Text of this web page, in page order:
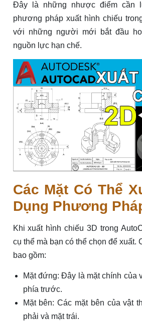
Đây là những nhược điểm cần
phương pháp xuất hình chiếu
với những người mới bắt đầu
nguồn lực hạn chế.
Các Mặt Có Thể
Dụng Phương
Khi xuất hình chiếu 3D trong
cụ thể mà bạn có thể chọn để xuất.
bao gồm:
Mặt đứng: Đây là mặt chính của
phía trước.
Mặt bên: Các mặt bên của vật
phải và mặt trái.